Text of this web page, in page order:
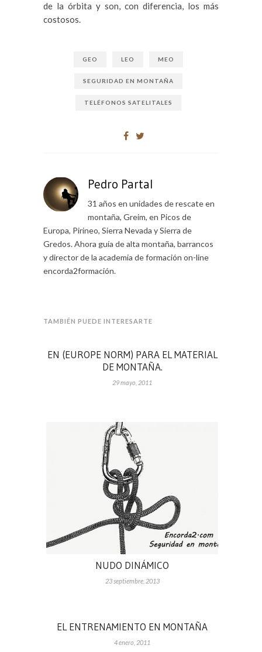
de la órbita y son, con diferencia, los más
costosos.
GEO LEO MEO
SEGURIDAD EN MONTAÑA
TELÉFONOS SATELITALES
Pedro Partal
31 años en unidades de rescate en
montaña, Greim, en Picos de
Europa, Pirineo, Sierra Nevada y Sierra de
Gredos. Ahora guía de alta montaña, barrancos
y director de la academia de formación on-line
encorda2formación.
TAMBIÉN PUEDE INTERESARTE
EN (EUROPE NORM) PARA EL MATERIAL
DE MONTAÑA.
29 mayo, 2011
NUDO DINÁMICO
23 septiembre, 2013
EL ENTRENAMIENTO EN MONTAÑA
4 enero, 2011